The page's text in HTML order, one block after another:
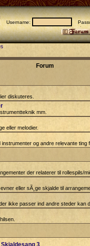
Username:
Forum
diskuteres.
mm.
eller melodier.
og andre relevante ting
der relaterer til rollespils/
eller sÃ¸ge skjalde til
ikke passer ind andre steder kan
3